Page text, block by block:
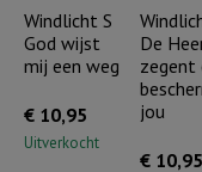
-
Je
bent
gekozen,
gedragen
Windlicht S
God wijst
mij een weg
€ 10,95
Uitverkocht
De
zegent
jou
€ 10,95